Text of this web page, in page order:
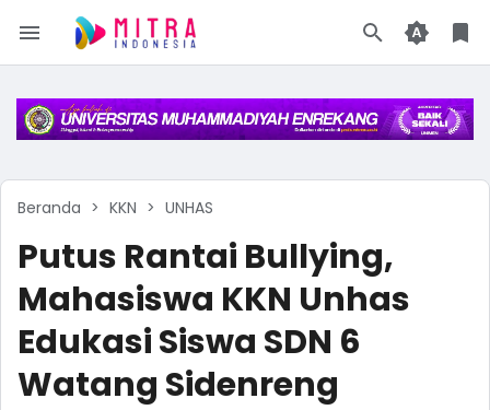
Beranda KKN UNHAS
Putus Rantai Bullying,
Mahasiswa KKN Unhas
Edukasi Siswa SDN 6
Watang Sidenreng